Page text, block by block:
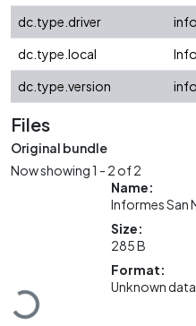
dc.type.driver
dc.type.local
dc.type.version
Files
Original bundle
Now showing1 - 2 of 2
Loading...
Name:
Informes San
Size:
285 B
Format:
Unknown